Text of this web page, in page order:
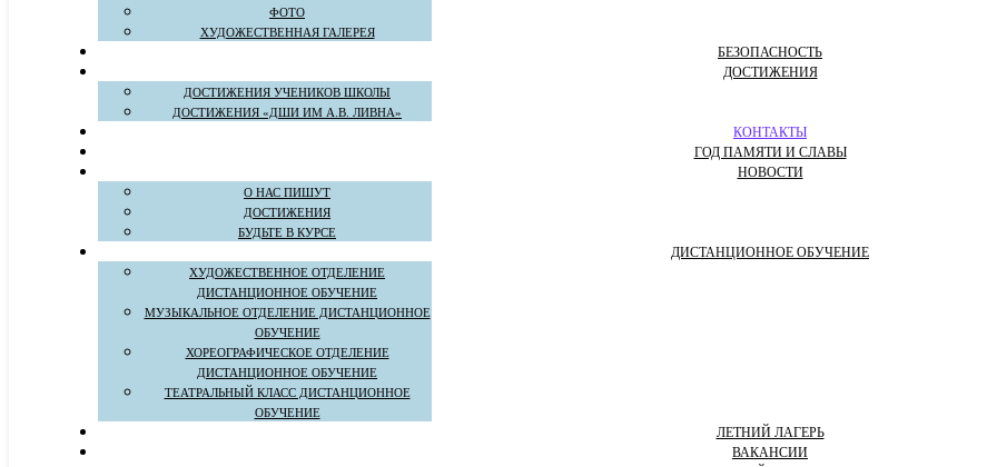
ФОТО
ХУДОЖЕСТВЕННАЯ ГАЛЕРЕЯ
БЕЗОПАСНОСТЬ
ДОСТИЖЕНИЯ
ДОСТИЖЕНИЯ УЧЕНИКОВ ШКОЛЫ
ДОСТИЖЕНИЯ «ДШИ ИМ А.В. ЛИВНА»
КОНТАКТЫ
ГОД ПАМЯТИ И СЛАВЫ
НОВОСТИ
О НАС ПИШУТ
ДОСТИЖЕНИЯ
БУДЬТЕ В КУРСЕ
ДИСТАНЦИОННОЕ ОБУЧЕНИЕ
ХУДОЖЕСТВЕННОЕ ОТДЕЛЕНИЕ
ДИСТАНЦИОННОЕ ОБУЧЕНИЕ
МУЗЫКАЛЬНОЕ ОТДЕЛЕНИЕ ДИСТАНЦИОННОЕ
ОБУЧЕНИЕ
ХОРЕОГРАФИЧЕСКОЕ ОТДЕЛЕНИЕ
ДИСТАНЦИОННОЕ ОБУЧЕНИЕ
ТЕАТРАЛЬНЫЙ КЛАСС ДИСТАНЦИОННОЕ
ОБУЧЕНИЕ
ЛЕТНИЙ ЛАГЕРЬ
ВАКАНСИИ